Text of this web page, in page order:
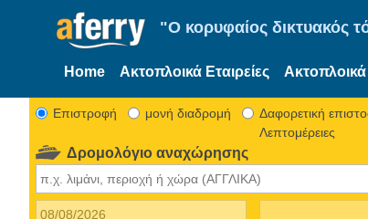
"Ο κορυφαίος δικτυακός
Home Ακτοπλοικά Εταιρείες
Eπιστροφή μονή διαδρομή
Δαφορετική
Λεπτομέρειες
Δρομολόγιο αναχώρησης